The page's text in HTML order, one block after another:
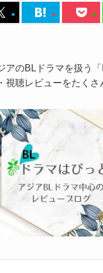
アのBLドラマを扱う
視聴レビューをたくさ